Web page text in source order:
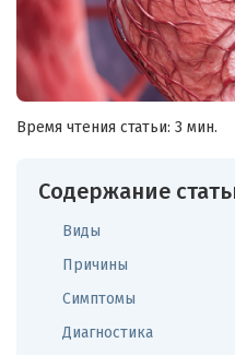
Время чтения статьи: 3 мин.
Содержание
Виды
Причины
Симптомы
Диагностика